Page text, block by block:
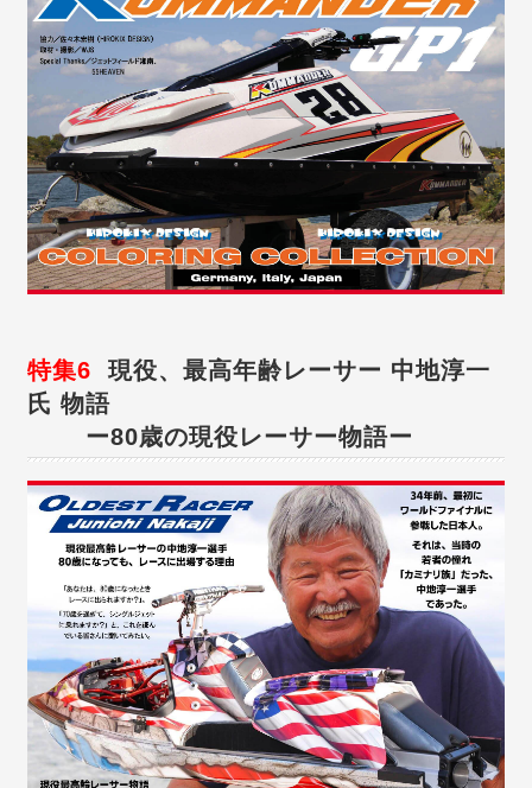
特集6
現役、最高年齢レーサー 中地淳一
氏 物語
ー80歳の現役レーサー物語ー